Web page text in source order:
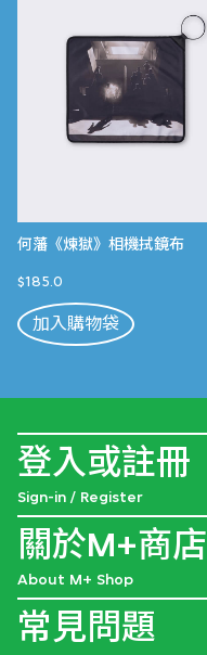
何藩《煉獄》相機拭鏡布
$185.0
加入購物袋
登入或註冊
Sign-in / Register
關於M+商店
About M+ Shop
常見問題